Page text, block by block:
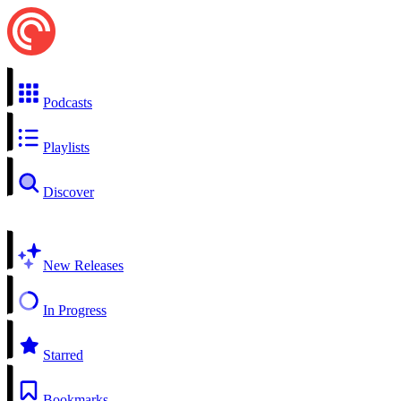
Podcasts
Playlists
Discover
New Releases
In Progress
Starred